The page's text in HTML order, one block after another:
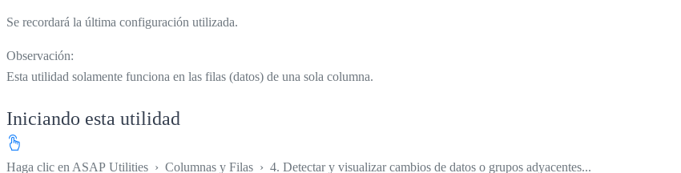
Se recordará la última configuración utilizada.
Observación:
Esta utilidad solamente funciona en las filas (datos) de una sola columna.
Iniciando esta utilidad
Haga clic en ASAP Utilities › Columnas y Filas › 4. Detectar y visualizar cambios de datos o grupos adyacentes...